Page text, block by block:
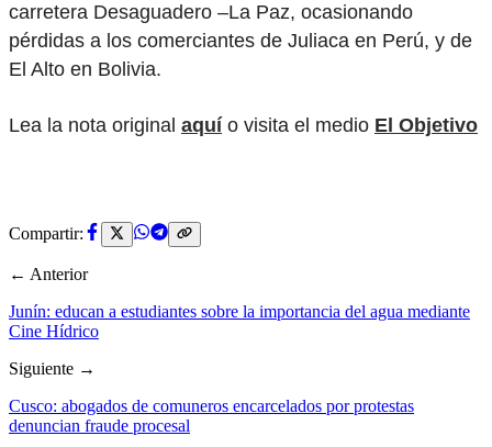
carretera Desaguadero –La Paz, ocasionando
pérdidas a los comerciantes de Juliaca en Perú, y de
El Alto en Bolivia.
Lea la nota original aquío visita el medio El Objetivo
Compartir:
← Anterior
Junín: educan a estudiantes sobre la importancia del agua mediante
Cine Hídrico
Siguiente →
Cusco: abogados de comuneros encarcelados por protestas
denuncian fraude procesal